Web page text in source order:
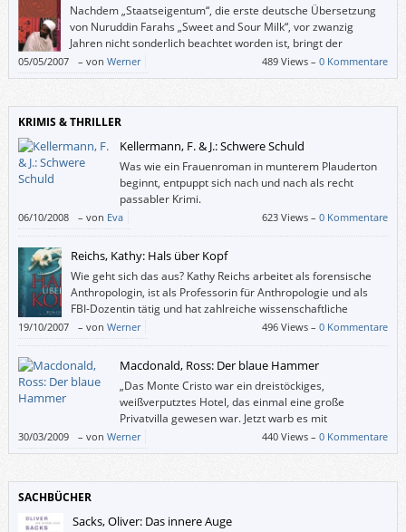
Nachdem „Staatseigentum“, die erste deutsche Übersetzung
von Nuruddin Farahs „Sweet and Sour Milk“, vor zwanzig
Jahren nicht sonderlich beachtet worden ist, bringt der
Frederking & Thaler-Verlag den Roman des somalischen
Schriftstellers jetzt – neu übersetzt – abermals heraus. Das ist würdig
aussagekräftigerer Titel als „Bruder Zwilling“.
05/05/2007 – von Werner 489 Views –0 Kommentare
KRIMIS & THRILLER
Kellermann, F. & J.: Schwere Schuld
Was wie ein Frauenroman in munterem Plauderton
beginnt, entpuppt sich nach und nach als recht
passabler Krimi.
06/10/2008 – von Eva 623 Views –0 Kommentare
Reichs, Kathy: Hals über Kopf
Wie geht sich das aus? Kathy Reichs arbeitet als forensische
Anthropologin, ist als Professorin für Anthropologie und als
FBI-Dozentin tätig und hat zahlreiche wissenschaftliche
Schriften veröffentlicht. (Einen Ehemann und drei Kinder “hat”
sie auch noch.) – Wie schafft man da zusätzlich noch ca. einen Roman pro
Jahr?
19/10/2007 – von Werner 496 Views –0 Kommentare
Macdonald, Ross: Der blaue Hammer
„Das Monte Cristo war ein dreistöckiges,
weißverputztes Hotel, das einmal eine große
Privatvilla gewesen war. Jetzt warb es mit
„Sondertarifen für Wochenendgäste“. Einige dieser
Wochenendgäste tranken Dosenbier in der Halle und warfen Münzen,
30/03/2009 – von Werner 440 Views –0 Kommentare
SACHBÜCHER
Sacks, Oliver: Das innere Auge